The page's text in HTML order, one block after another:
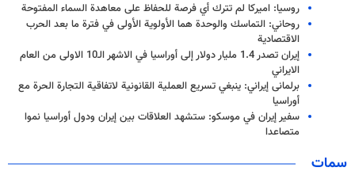
روسيا: اميركا لم تترك أي فرصة للحفاظ على معاهدة السماء المفتوحة
روحاني: التماسك والوحدة هما الأولوية الأولى في فترة ما بعد الحرب
الاقتصادية
إيران تصدر 1.4 مليار دولار إلى أوراسيا في الاشهر الـ10 الاولى من العام
الايراني
برلمانی إيراني: ينبغي تسريع العملية القانونية لاتفاقية التجارة الحرة مع
أوراسيا
سفير إيران في موسكو: ستشهد العلاقات بين إيران ودول أوراسيا نموا
متصاعدا
سمات